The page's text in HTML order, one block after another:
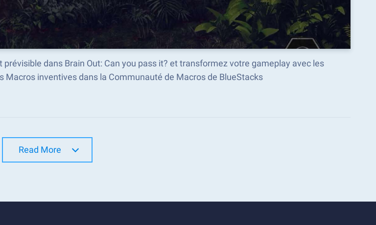
dans Brain Out: Can you pass it? et transformez votre gameplay avec les
Macros inventives dans la Communauté de Macros de BlueStacks
Read More